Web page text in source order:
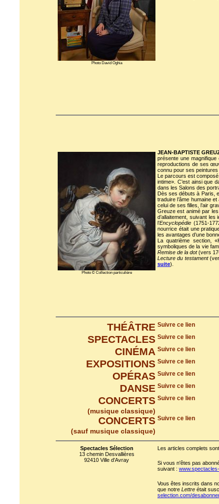
Photo David Oghia
Photo © Collection particulière
JEAN-BAPTISTE
présente une
reproductions de ses
connu pour ses peintures
Le parcours est
intime». C’est ainsi que
dans les Salons des
Dès ses débuts à Paris,
traduire l’âme humaine
celui de ses filles, l’air
Greuze est animé par
d’allaitement, suivant
l’Encyclopédie (1751-
nourrice était une
les avantages d’une
La quatrième section,
symboliques de la vie
Remise de la dot(vers
Lecture du testament
suite).
THÉÂTRE Suivre ce lien
SPECTACLES Suivre ce lien
CINÉMA Suivre ce lien
EXPOSITIONS Suivre ce lien
OPÉRAS Suivre ce lien
DANSE Suivre ce lien
CONCERTS
(musique classique)
Suivre ce lien
CONCERTS
(sauf musique classique)
Suivre ce lien
Spectacles Sélection
13 chemin Desvallières
92410 Ville d'Avray
Les articles complets
Si vous n'êtes pas
suivant :
Vous êtes inscrits dans
que notre Lettre était
selection.com/